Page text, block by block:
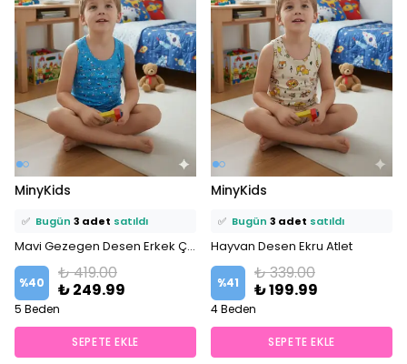
MinyKids
⭐️ Bu ürünü8 kişifavoriledi!
🛒 7 kişisepetine ekledi!
✅ Bugün 3 adet satıldı
Mavi Gezegen Desen Erkek Çocuk Atlet Boxer Takım
%40
₺ 419.00
₺ 249.99
5 Beden
SEPETE EKLE
MinyKids
⭐️ Bu ürünü9 kişifavoriledi!
🛒 6 kişisepetine ekledi!
✅ Bugün 3 adet satıldı
Hayvan Desen Ekru Atlet
%41
₺ 339.00
₺ 199.99
4 Beden
SEPETE EKLE